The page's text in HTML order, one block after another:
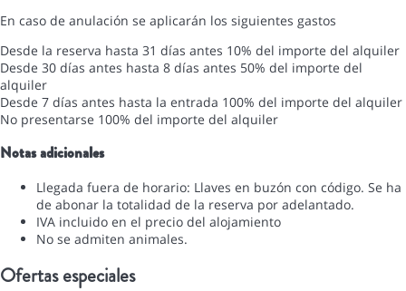
En caso de anulación se aplicarán los siguientes gastos
Desde la reserva hasta 31 días antes 10% del importe del alquiler
Desde 30 días antes hasta 8 días antes 50% del importe del
alquiler
Desde 7 días antes hasta la entrada 100% del importe del alquiler
No presentarse 100% del importe del alquiler
Notas adicionales
Llegada fuera de horario: Llaves en buzón con código. Se ha
de abonar la totalidad de la reserva por adelantado.
IVA incluido en el precio del alojamiento
No se admiten animales.
Ofertas especiales